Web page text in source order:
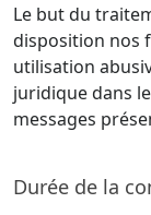
Le but du
disposition nos
utilisation
juridique dans
messages
Durée de la